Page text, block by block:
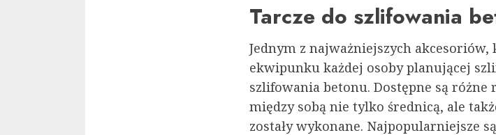
Tarcze do szlifowania
Jednym z najważniejszych
ekwipunku każdej osoby planującej
szlifowania betonu. Dostępne są
między sobą nie tylko średnicą, ale
zostały wykonane. Najpopularniejsze